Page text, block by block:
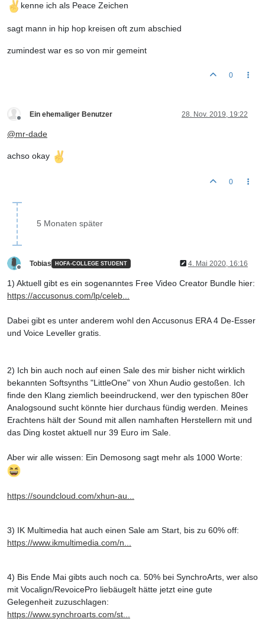
kenne ich als Peace Zeichen
sagt mann in hip hop kreisen oft zum abschied
zumindest war es so von mir gemeint
0
Ein ehemaliger Benutzer 28. Nov. 2019, 19:22
@mr-dade
achso okay
0
5 Monaten später
Tobias HOFA-COLLEGE STUDENT 4. Mai 2020, 16:16
1) Aktuell gibt es ein sogenanntes Free Video Creator Bundle hier:
https://accusonus.com/lp/celeb...
Dabei gibt es unter anderem wohl den Accusonus ERA 4 De-Esser
und Voice Leveller gratis.
2) Ich bin auch noch auf einen Sale des mir bisher nicht wirklich
bekannten Softsynths "LittleOne" von Xhun Audio gestoßen. Ich
finde den Klang ziemlich beeindruckend, wer den typischen 80er
Analogsound sucht könnte hier durchaus fündig werden. Meines
Erachtens hält der Sound mit allen namhaften Herstellern mit und
das Ding kostet aktuell nur 39 Euro im Sale.
Aber wir alle wissen: Ein Demosong sagt mehr als 1000 Worte:
https://soundcloud.com/xhun-au...
3) IK Multimedia hat auch einen Sale am Start, bis zu 60% off:
https://www.ikmultimedia.com/n...
4) Bis Ende Mai gibts auch noch ca. 50% bei SynchroArts, wer also
mit Vocalign/RevoicePro liebäugelt hätte jetzt eine gute
Gelegenheit zuzuschlagen:
https://www.synchroarts.com/st...